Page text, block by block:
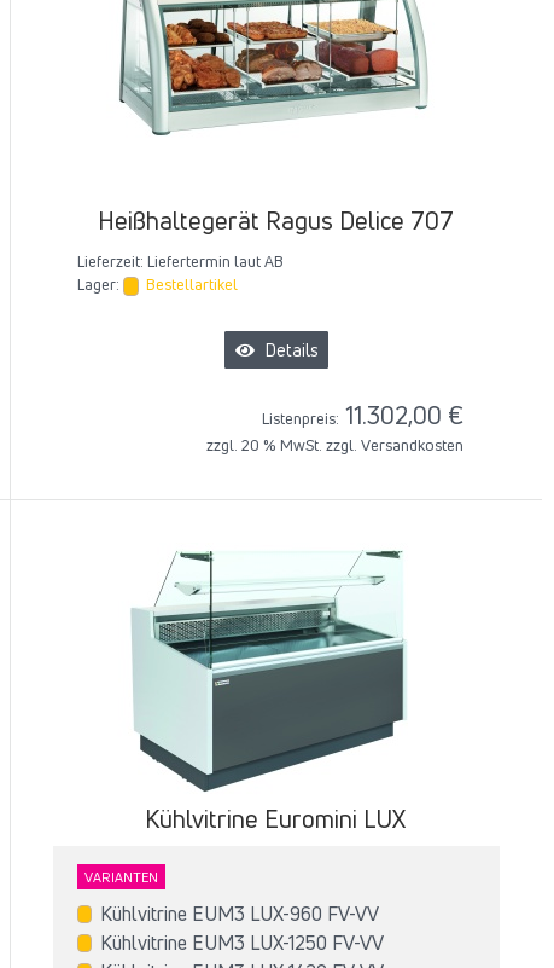
Heißhaltegerät Ragus Delice 707
Lieferzeit: Liefertermin laut AB
Lager:
Bestellartikel
Details
Listenpreis: 11.302,00 €
zzgl. 20 % MwSt. zzgl. Versandkosten
Kühlvitrine Euromini LUX
VARIANTEN
Kühlvitrine EUM3 LUX-960 FV-VV
Kühlvitrine EUM3 LUX-1250 FV-VV